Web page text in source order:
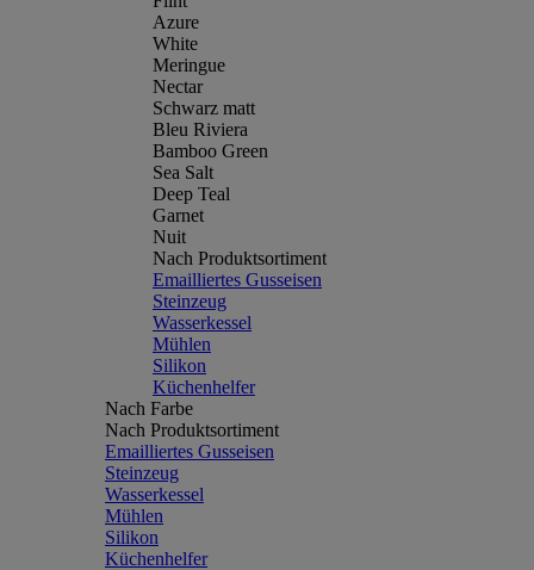
Azure
White
Meringue
Nectar
Schwarz matt
Bleu Riviera
Bamboo Green
Sea Salt
Deep Teal
Garnet
Nuit
Nach Produktsortiment
Emailliertes Gusseisen
Steinzeug
Wasserkessel
Mühlen
Silikon
Küchenhelfer
Nach Farbe
Nach Produktsortiment
Emailliertes Gusseisen
Steinzeug
Wasserkessel
Mühlen
Silikon
Küchenhelfer